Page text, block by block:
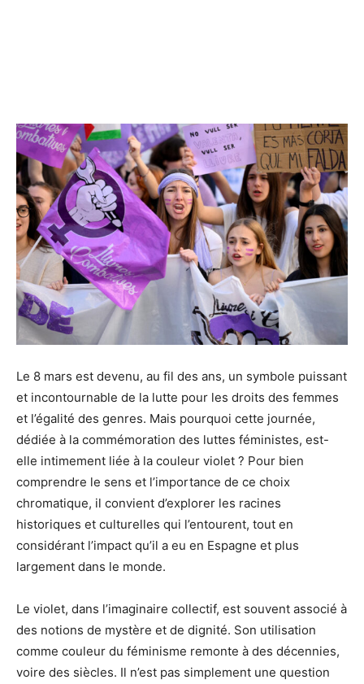
Le 8 mars est devenu, au fil des ans, un symbole puissant
et incontournable de la lutte pour les droits des femmes
et l’égalité des genres. Mais pourquoi cette journée,
dédiée à la commémoration des luttes féministes, est-
elle intimement liée à la couleur violet ? Pour bien
comprendre le sens et l’importance de ce choix
chromatique, il convient d’explorer les racines
historiques et culturelles qui l’entourent, tout en
considérant l’impact qu’il a eu en Espagne et plus
largement dans le monde.
Le violet, dans l’imaginaire collectif, est souvent associé à
des notions de mystère et de dignité. Son utilisation
comme couleur du féminisme remonte à des décennies,
voire des siècles. Il n’est pas simplement une question